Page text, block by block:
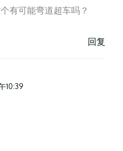
有可能弯道超车吗？
回复
10:39